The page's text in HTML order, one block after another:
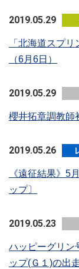
2019.05.29
「北海道スプ
（6月6日）
2019.05.29
櫻井拓章調教師
2019.05.26
《遠征結果》5
ップ〕
2019.05.23
ハッピーグリン
ップ(Ｇ１)の出